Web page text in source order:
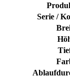
Serie /